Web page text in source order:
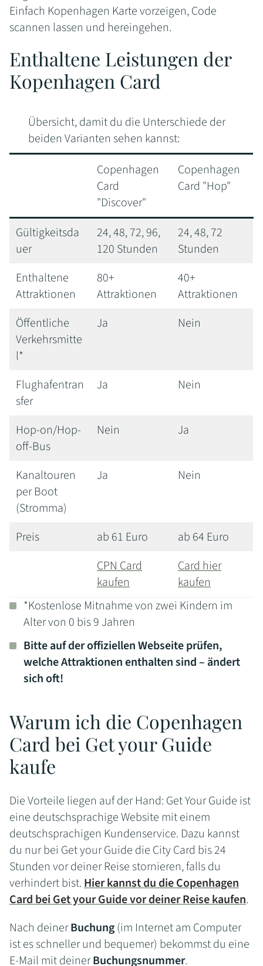
Einfach Kopenhagen Karte vorzeigen, Code
scannen lassen und hereingehen.
Enthaltene Leistungen der
Kopenhagen Card
Übersicht, damit du die Unterschiede der
beiden Varianten sehen kannst:
Copenhagen
Card
"Discover"
Copenhagen
Card "Hop"
Gültigkeitsda
uer
24, 48, 72, 96,
120 Stunden
24, 48, 72
Stunden
Enthaltene
Attraktionen
80+
Attraktionen
40+
Attraktionen
Öffentliche
Verkehrsmitte
l*
Ja Nein
Flughafentran
sfer
Ja Nein
Hop-on/Hop-
off-Bus
Nein Ja
Kanaltouren
per Boot
(Stromma)
Ja Nein
Preis ab 61 Euro
ab 64 Euro
CPN Card
kaufen
Card hier
kaufen
*Kostenlose Mitnahme von zwei Kindern im
Alter von 0 bis 9 Jahren
Bitte auf der offiziellen Webseite prüfen,
welche Attraktionen enthalten sind – ändert
sich oft!
Warum ich die Copenhagen
Card bei Get your Guide
kaufe
Die Vorteile liegen auf der Hand: Get Your Guide ist
eine deutschsprachige Website mit einem
deutschsprachigen Kundenservice. Dazu kannst
du nur bei Get your Guide die City Card bis 24
Stunden vor deiner Reise stornieren, falls du
verhindert bist.Hier kannst du die Copenhagen
Card bei Get your Guide vor deiner Reise kaufen.
Nach deinerBuchung(im Internet am Computer
ist es schneller und bequemer) bekommst du eine
E-Mail mit deinerBuchungsnummer.